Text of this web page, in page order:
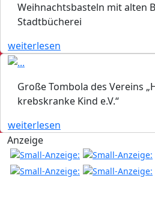
Weihnachtsbasteln mit alten
Stadtbücherei
weiterlesen
Große Tombola des Vereins
krebskranke Kind e.V.“
weiterlesen
Anzeige